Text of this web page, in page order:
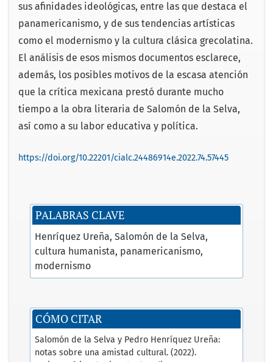
PALABRAS CLAVE
Henríquez Ureña Salomón de la Selva
cultura humanista panamericanismo
modernismo
CÓMO CITAR
Salomón de la Selva y Pedro Henríquez Ureña:
notas sobre una amistad cultural. (2022).
sus afinidades ideológicas, entre las que destaca el
panamericanismo, y de sus tendencias artísticas
como el modernismo y la cultura clásica grecolatina.
El análisis de esos mismos documentos esclarece,
además, los posibles motivos de la escasa atención
que la crítica mexicana prestó durante mucho
tiempo a la obra literaria de Salomón de la Selva,
así como a su labor educativa y política.
https://doi.org/10.22201/cialc.24486914e.2022.74.57445